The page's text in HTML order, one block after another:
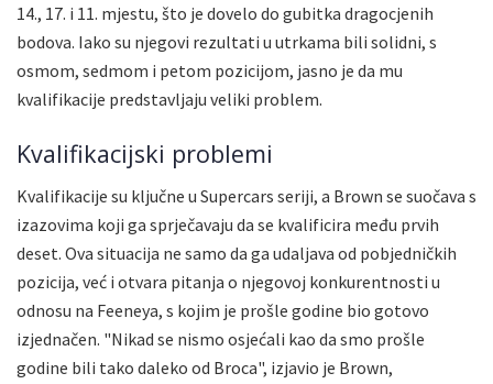
14., 17. i 11. mjestu, što je dovelo do gubitka dragocjenih
bodova. Iako su njegovi rezultati u utrkama bili solidni, s
osmom, sedmom i petom pozicijom, jasno je da mu
kvalifikacije predstavljaju veliki problem.
Kvalifikacijski problemi
Kvalifikacije su ključne u Supercars seriji, a Brown se suočava s
izazovima koji ga sprječavaju da se kvalificira među prvih
deset. Ova situacija ne samo da ga udaljava od pobjedničkih
pozicija, već i otvara pitanja o njegovoj konkurentnosti u
odnosu na Feeneya, s kojim je prošle godine bio gotovo
izjednačen. "Nikad se nismo osjećali kao da smo prošle
godine bili tako daleko od Broca", izjavio je Brown,